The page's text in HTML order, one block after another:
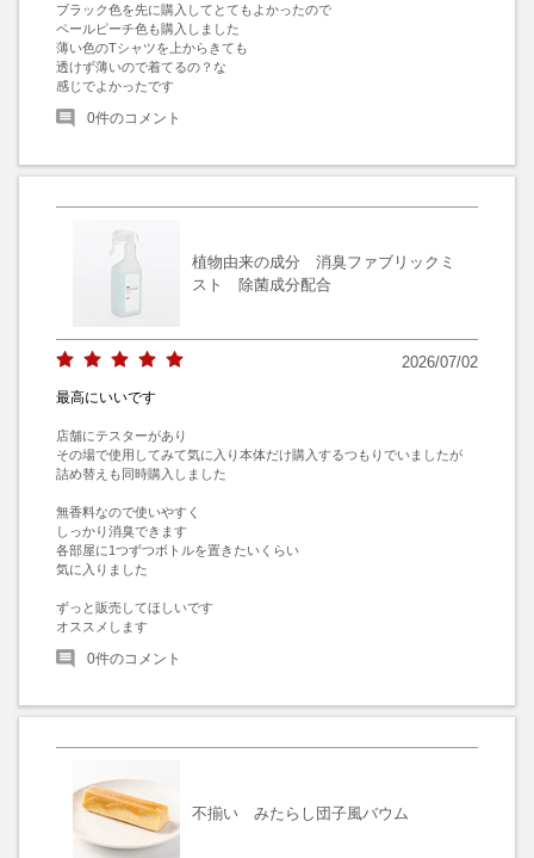
ブラック色を先に購入してとてもよかったので
ペールピーチ色も購入しました
薄い色のTシャツを上からきても
透けず薄いので着てるの？な
感じでよかったです
0件のコメント
植物由来の成分 消臭ファブリックミ
スト 除菌成分配合
2026/07/02
最高にいいです
店舗にテスターがあり
その場で使用してみて気に入り本体だけ購入するつもりでいましたが
詰め替えも同時購入しました
無香料なので使いやすく
しっかり消臭できます
各部屋に1つずつボトルを置きたいくらい
気に入りました
ずっと販売してほしいです
オススメします
0件のコメント
不揃い みたらし団子風バウム